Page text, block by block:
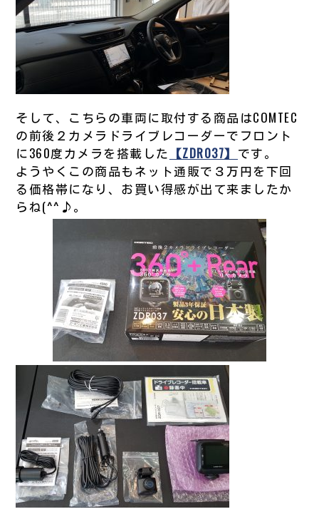
そして、こちらの車両に取付する商品はCOMTEC
の前後２カメラドライブレコーダーでフロント
に360度カメラを搭載した 【ZDR037】 です。
ようやくこの商品もネット通販で３万円を下回
る価格帯になり、お買い得感が出て来ましたか
らね(^^♪。